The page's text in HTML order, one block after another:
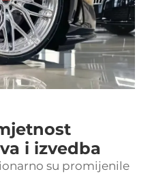
i izvedba
su promijenile